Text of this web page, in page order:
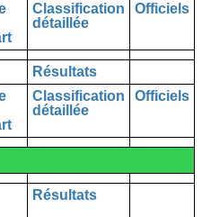
Classification
détaillée
Officiels
Résultats
Classification
détaillée
Officiels
Résultats